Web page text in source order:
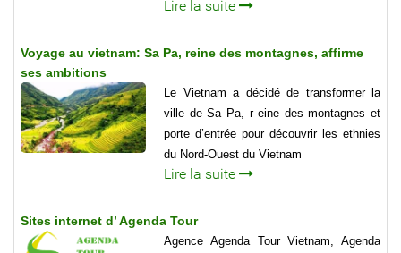
Lire la suite
Voyage au vietnam: Sa Pa, reine des montagnes, affirme
ses ambitions
Le Vietnam a décidé de transformer la
ville de Sa Pa, r eine des montagnes et
porte d’entrée pour découvrir les ethnies
du Nord-Ouest du Vietnam
Lire la suite
Sites internet d’ Agenda Tour
Agence Agenda Tour Vietnam, Agenda